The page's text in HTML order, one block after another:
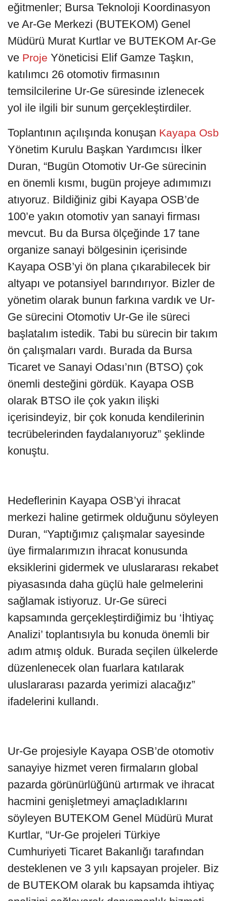
eğitmenler; Bursa Teknoloji Koordinasyon
ve Ar-Ge Merkezi (BUTEKOM) Genel
Müdürü Murat Kurtlar ve BUTEKOM Ar-Ge
ve Proje Yöneticisi Elif Gamze Taşkın,
katılımcı 26 otomotiv firmasının
temsilcilerine Ur-Ge süresinde izlenecek
yol ile ilgili bir sunum gerçekleştirdiler.
Toplantının açılışında konuşan Kayapa Osb
Yönetim Kurulu Başkan Yardımcısı İlker
Duran, “Bugün Otomotiv Ur-Ge sürecinin
en önemli kısmı, bugün projeye adımımızı
atıyoruz. Bildiğiniz gibi Kayapa OSB’de
100’e yakın otomotiv yan sanayi firması
mevcut. Bu da Bursa ölçeğinde 17 tane
organize sanayi bölgesinin içerisinde
Kayapa OSB’yi ön plana çıkarabilecek bir
altyapı ve potansiyel barındırıyor. Bizler de
yönetim olarak bunun farkına vardık ve Ur-
Ge sürecini Otomotiv Ur-Ge ile süreci
başlatalım istedik. Tabi bu sürecin bir takım
ön çalışmaları vardı. Burada da Bursa
Ticaret ve Sanayi Odası’nın (BTSO) çok
önemli desteğini gördük. Kayapa OSB
olarak BTSO ile çok yakın ilişki
içerisindeyiz, bir çok konuda kendilerinin
tecrübelerinden faydalanıyoruz” şeklinde
konuştu.
Hedeflerinin Kayapa OSB’yi ihracat
merkezi haline getirmek olduğunu söyleyen
Duran, “Yaptığımız çalışmalar sayesinde
üye firmalarımızın ihracat konusunda
eksiklerini gidermek ve uluslararası rekabet
piyasasında daha güçlü hale gelmelerini
sağlamak istiyoruz. Ur-Ge süreci
kapsamında gerçekleştirdiğimiz bu ‘İhtiyaç
Analizi’ toplantısıyla bu konuda önemli bir
adım atmış olduk. Burada seçilen ülkelerde
düzenlenecek olan fuarlara katılarak
uluslararası pazarda yerimizi alacağız”
ifadelerini kullandı.
Ur-Ge projesiyle Kayapa OSB’de otomotiv
sanayiye hizmet veren firmaların global
pazarda görünürlüğünü artırmak ve ihracat
hacmini genişletmeyi amaçladıklarını
söyleyen BUTEKOM Genel Müdürü Murat
Kurtlar, “Ur-Ge projeleri Türkiye
Cumhuriyeti Ticaret Bakanlığı tarafından
desteklenen ve 3 yılı kapsayan projeler. Biz
de BUTEKOM olarak bu kapsamda ihtiyaç